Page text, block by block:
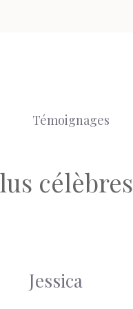
Témoignages
célèbres
Jessica